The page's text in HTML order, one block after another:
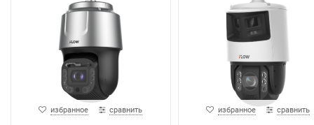
избранное сравнить избранное сравнить